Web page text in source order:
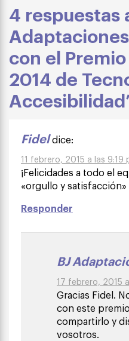
4 respuestas
con el
2014 de
Fideldice:
11 febrero, 2015 a las 9:19
¡Felicidades a todo el
«orgullo y satisfacción»
Responder
BJ
17 febrero, 2015
Gracias Fidel.
con este
compartirlo y
vosotros.